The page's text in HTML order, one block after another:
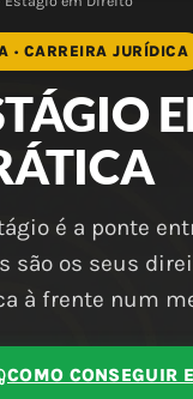
· CARREIRA JURÍDICA
é a ponte
são os seus
à frente num
COMO CONSEGUIR